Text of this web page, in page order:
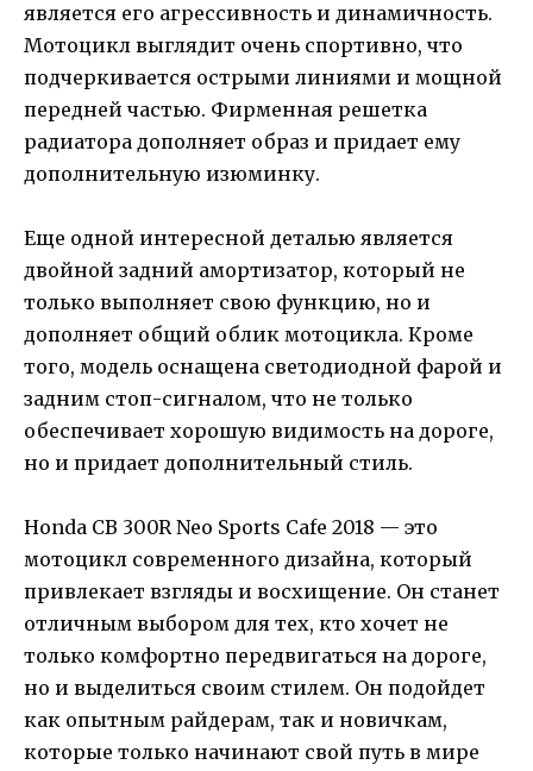
является его агрессивность и динамичность.
Мотоцикл выглядит очень спортивно, что
подчеркивается острыми линиями и мощной
передней частью. Фирменная решетка
радиатора дополняет образ и придает ему
дополнительную изюминку.
Еще одной интересной деталью является
двойной задний амортизатор, который не
только выполняет свою функцию, но и
дополняет общий облик мотоцикла. Кроме
того, модель оснащена светодиодной фарой и
задним стоп-сигналом, что не только
обеспечивает хорошую видимость на дороге,
но и придает дополнительный стиль.
Honda CB 300R Neo Sports Cafe 2018 — это
мотоцикл современного дизайна, который
привлекает взгляды и восхищение. Он станет
отличным выбором для тех, кто хочет не
только комфортно передвигаться на дороге,
но и выделиться своим стилем. Он подойдет
как опытным райдерам, так и новичкам,
которые только начинают свой путь в мире